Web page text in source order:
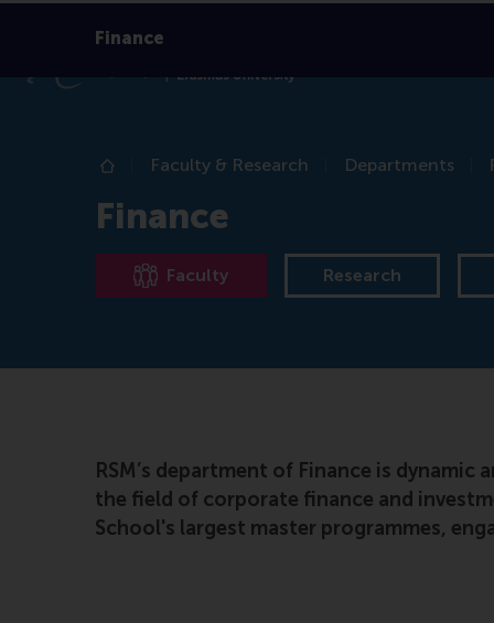
Home
Faculty & Research Departments
Finance
Faculty Research
Finance
RSM’s department of Finance is
the field of corporate finance and
School's largest master programmes,